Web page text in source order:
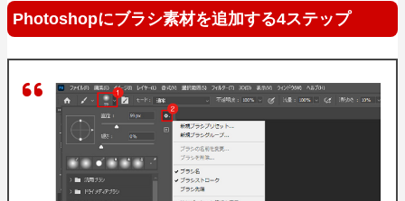
Photoshopにブラシ素材を追加する4ステップ